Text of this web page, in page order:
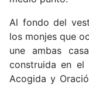
Al fondo del
los monjes que
une ambas
construida en el
Acogida y